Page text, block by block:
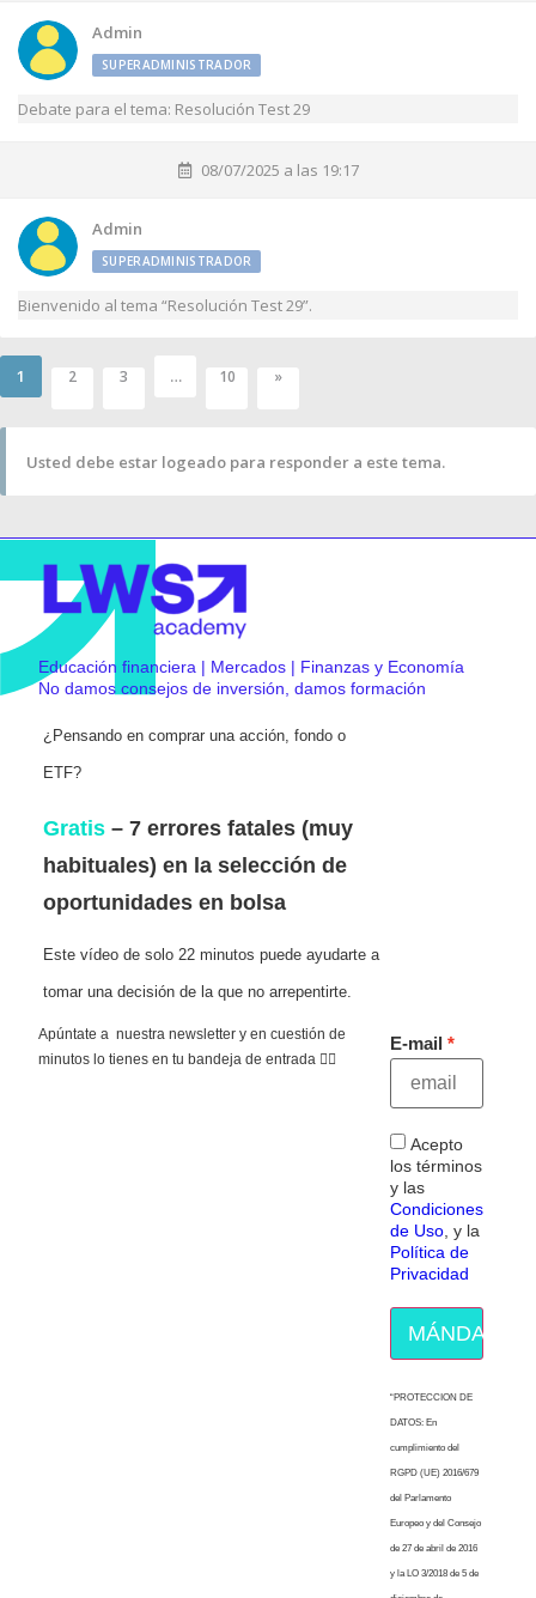
Admin
SUPERADMINISTRADOR
Debate para el tema: Resolución Test 29
08/07/2025 a las 19:17
Admin
SUPERADMINISTRADOR
Bienvenido al tema “Resolución Test 29”.
1 2 3 … 10 »
Usted debe estar logeado para responder a este tema.
Educación financiera | Mercados | Finanzas y Economía
No damos consejos de inversión, damos formación
¿Pensando en comprar una acción, fondo o
ETF?
Gratis – 7 errores fatales (muy
habituales) en la selección de
oportunidades en bolsa
Este vídeo de solo 22 minutos puede ayudarte a
tomar una decisión de la que no arrepentirte.
Apúntate a nuestra newsletter y en cuestión de
minutos lo tienes en tu bandeja de entrada 👇🏻
E-mail
Acepto
los términos
y las
Condiciones
de Uso , y la
Política de
Privacidad
MÁNDAME
“PROTECCION DE
DATOS: En
cumplimiento del
RGPD (UE) 2016/679
del Parlamento
Europeo y del Consejo
de 27 de abril de 2016
y la LO 3/2018 de 5 de